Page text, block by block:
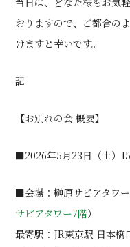
おりますので、ご都合の
けますと幸いです。
記
【お別れの会 概要】
■2026年5月23日（土）
■会場：榊原サピアタワ
サピアタワー7階）
最寄駅：JR東京駅 日本